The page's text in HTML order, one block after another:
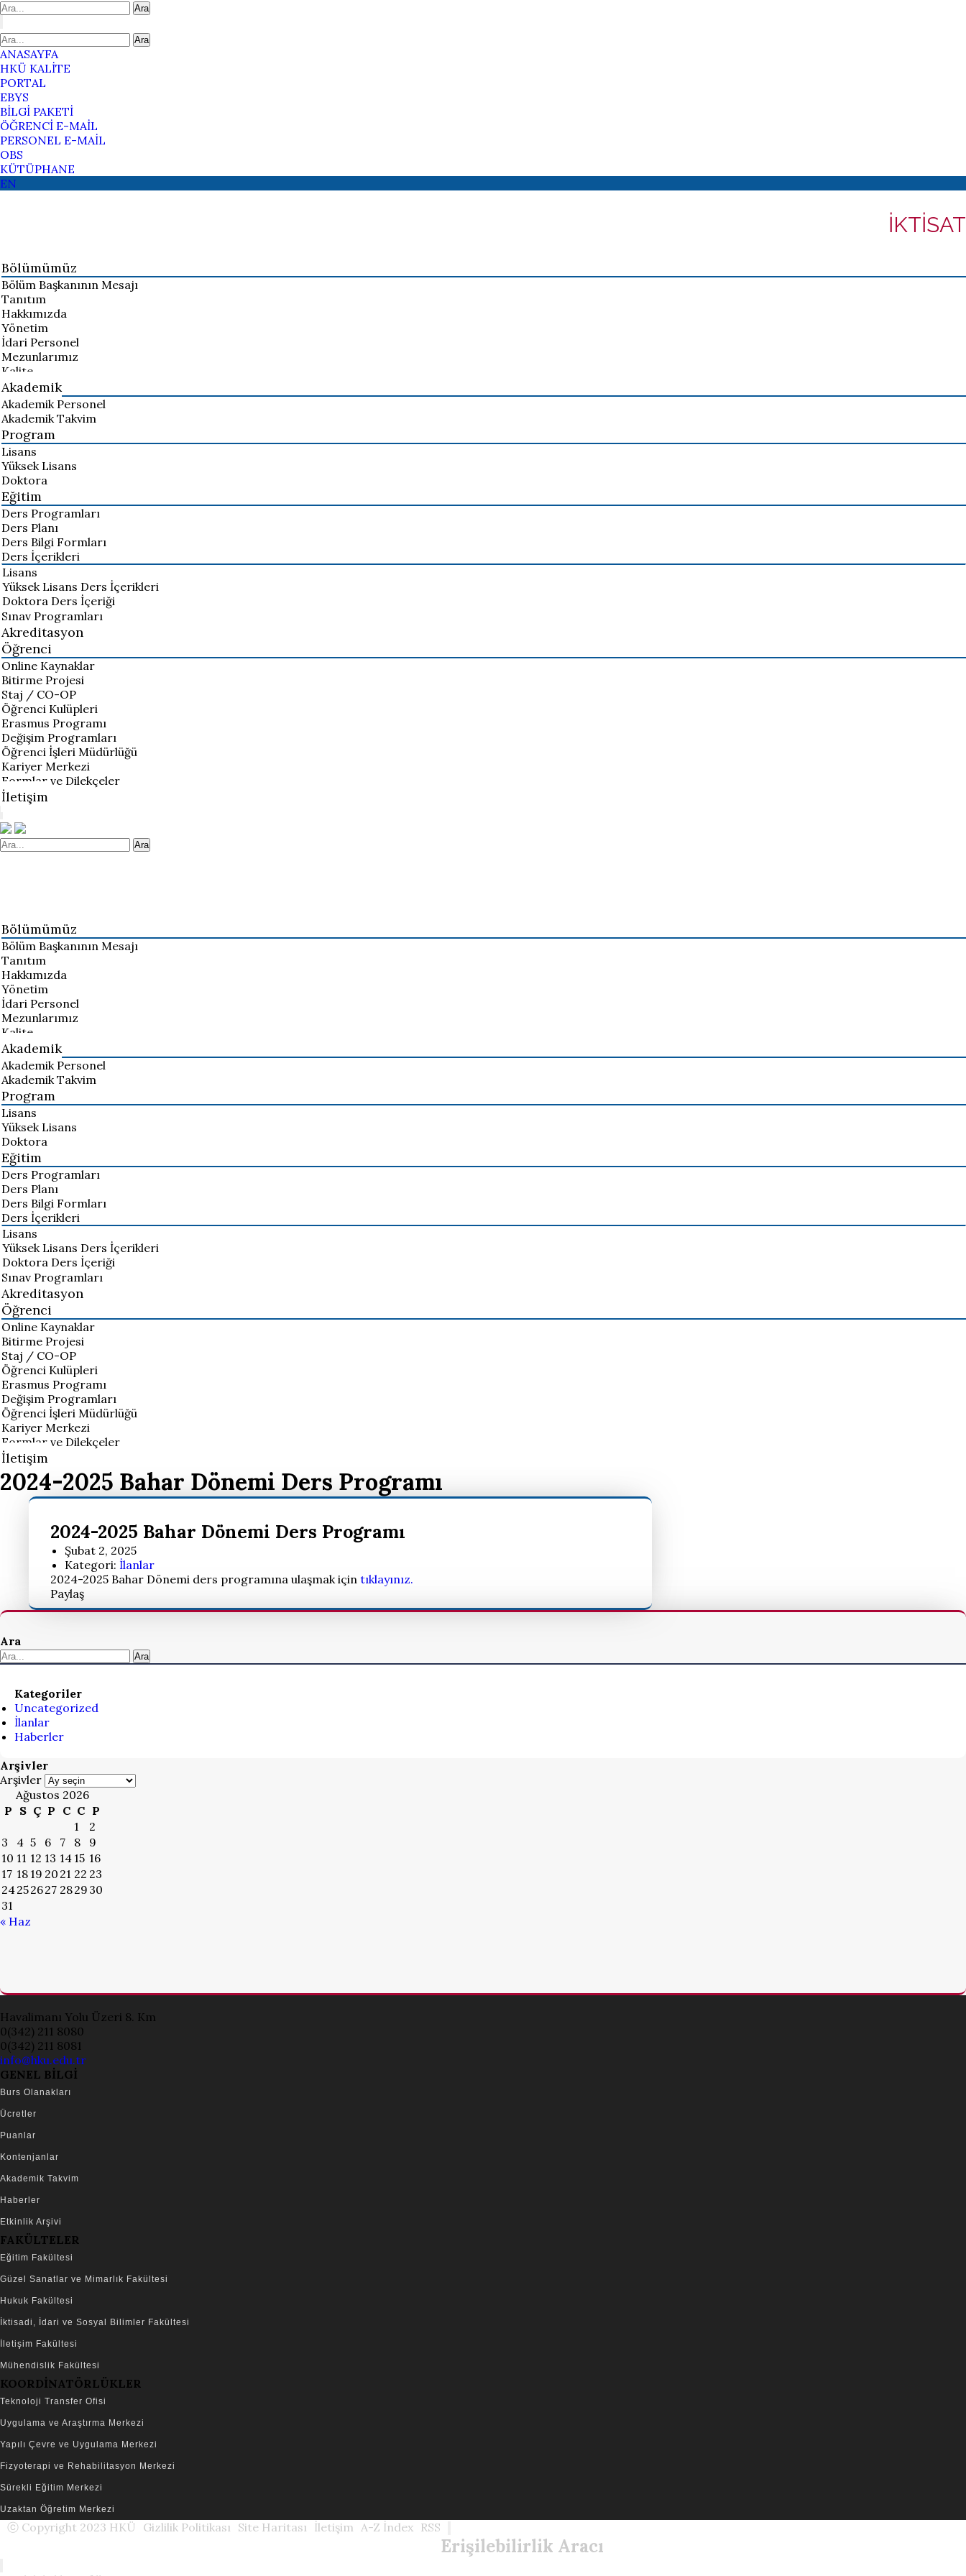
Ara
Ara
ANASAYFA
HKÜ KALİTE
PORTAL
EBYS
BİLGİ PAKETİ
ÖĞRENCİ E-MAİL
PERSONEL E-MAİL
OBS
KÜTÜPHANE
EN
İKTİSAT
Bölümümüz
Bölüm Başkanının Mesajı
Tanıtım
Hakkımızda
Yönetim
İdari Personel
Mezunlarımız
Kalite
Akademik
Akademik Personel
Akademik Takvim
Program
Lisans
Yüksek Lisans
Doktora
Eğitim
Ders Programları
Ders Planı
Ders Bilgi Formları
Ders İçerikleri
Lisans
Yüksek Lisans Ders İçerikleri
Doktora Ders İçeriği
Sınav Programları
Akreditasyon
Öğrenci
Online Kaynaklar
Bitirme Projesi
Staj / CO-OP
Öğrenci Kulüpleri
Erasmus Programı
Değişim Programları
Öğrenci İşleri Müdürlüğü
Kariyer Merkezi
Formlar ve Dilekçeler
İletişim
Ara
Bölümümüz
Bölüm Başkanının Mesajı
Tanıtım
Hakkımızda
Yönetim
İdari Personel
Mezunlarımız
Kalite
Akademik
Akademik Personel
Akademik Takvim
Program
Lisans
Yüksek Lisans
Doktora
Eğitim
Ders Programları
Ders Planı
Ders Bilgi Formları
Ders İçerikleri
Lisans
Yüksek Lisans Ders İçerikleri
Doktora Ders İçeriği
Sınav Programları
Akreditasyon
Öğrenci
Online Kaynaklar
Bitirme Projesi
Staj / CO-OP
Öğrenci Kulüpleri
Erasmus Programı
Değişim Programları
Öğrenci İşleri Müdürlüğü
Kariyer Merkezi
Formlar ve Dilekçeler
İletişim
2024-2025 Bahar Dönemi Ders Programı
2024-2025 Bahar Dönemi Ders Programı
Şubat 2, 2025
Kategori: İlanlar
2024-2025 Bahar Dönemi ders programına ulaşmak içintıklayınız.
Paylaş
Ara
Ara
Kategoriler
Uncategorized
İlanlar
Haberler
Arşivler
Arşivler
Ağustos 2026
P S Ç P C C P
1
2
3
4 5 6 7 8
9
10 11 12 13 14 15 16
17 18 19 20 21 22 23
24252627 2829 30
31
« Haz
Havalimanı Yolu Üzeri 8. Km
0(342) 211 8080
0(342) 211 8081
info@hku.edu.tr
GENEL BİLGİ
Burs Olanakları
Ücretler
Puanlar
Kontenjanlar
Akademik Takvim
Haberler
Etkinlik Arşivi
FAKÜLTELER
Eğitim Fakültesi
Güzel Sanatlar ve Mimarlık Fakültesi
Hukuk Fakültesi
İktisadi, İdari ve Sosyal Bilimler Fakültesi
İletişim Fakültesi
Mühendislik Fakültesi
KOORDİNATÖRLÜKLER
Teknoloji Transfer Ofisi
Uygulama ve Araştırma Merkezi
Yapılı Çevre ve Uygulama Merkezi
Fizyoterapi ve Rehabilitasyon Merkezi
Sürekli Eğitim Merkezi
Uzaktan Öğretim Merkezi
ⓒ Copyright 2023 HKÜ Gizlilik Politikası Site Haritası İletişim A-Z İndex RSS
Erişilebilirlik Aracı